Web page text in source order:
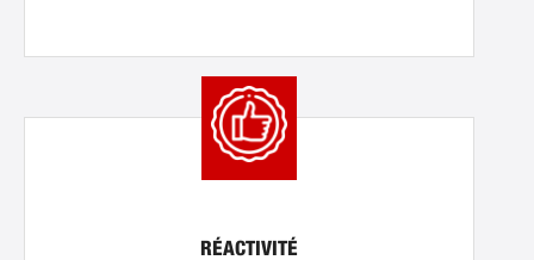
RÉACTIVITÉ